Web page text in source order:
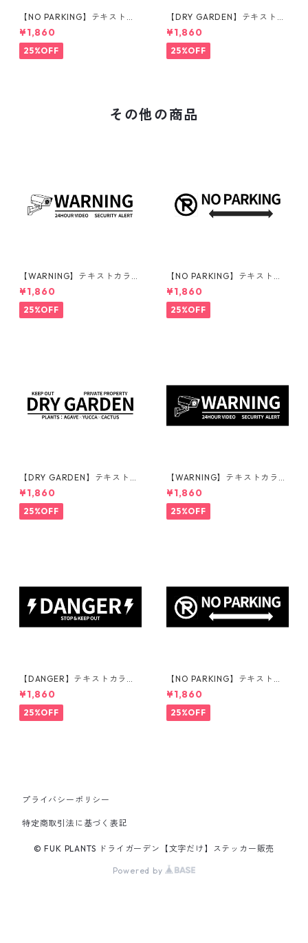
【NO PARKING】テキストカ
ラー：黒 | ステッカー | ドライ
ガーデン | アガベ | 看板 | サイ
ンプレート | 駐車禁止 | 庭 | 外
構
¥1,860
25%OFF
【DRY GARDEN】テキストカ
ラー：黒 | ステッカー | ドライ
ガーデン | アガベ | 看板 | サイ
ンプレート | 庭 | 外構
¥1,860
25%OFF
その他の商品
【WARNING】テキストカラ
ー：黒 | ステッカー | ドライガ
ーデン | アガベ | 看板 | サイン
プレート | 監視カメラ | 庭 | 外
構
¥1,860
25%OFF
【NO PARKING】テキストカ
ラー：黒 | ステッカー | ドライ
ガーデン | アガベ | 看板 | サイ
ンプレート | 駐車禁止 | 庭 | 外
構
¥1,860
25%OFF
【DRY GARDEN】テキストカ
ラー：黒 | ステッカー | ドライ
ガーデン | アガベ | 看板 | サイ
ンプレート | 庭 | 外構
¥1,860
25%OFF
【WARNING】テキストカラ
ー：白 | ステッカー | ドライガ
ーデン | アガベ | 看板 | サイン
プレート | 監視カメラ | 庭 | 外
構
¥1,860
25%OFF
【DANGER】テキストカラ
ー：白 | ステッカー | ドライガ
ーデン | アガベ | 看板 | サイン
プレート | 危険 | 立ち入り禁止
| 庭 | 外構
¥1,860
25%OFF
【NO PARKING】テキストカ
ラー：白 | ステッカー | ドライ
ガーデン | アガベ | 看板 | サイ
ンプレート | 駐車禁止 | 庭 | 外
構
¥1,860
25%OFF
プライバシーポリシー
特定商取引法に基づく表記
© FUK PLANTS ドライガーデン【文字だけ】ステッカー販売
Powered by